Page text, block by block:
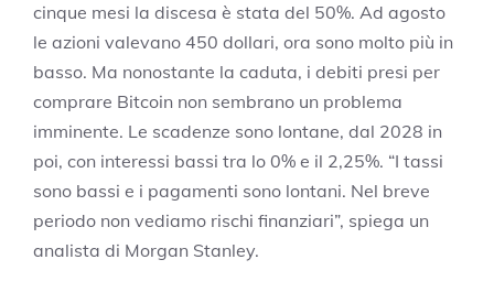
cinque mesi la discesa è stata del 50%. Ad agosto
le azioni valevano 450 dollari, ora sono molto più in
basso. Ma nonostante la caduta, i debiti presi per
comprare Bitcoin non sembrano un problema
imminente. Le scadenze sono lontane, dal 2028 in
poi, con interessi bassi tra lo 0% e il 2,25%. “I tassi
sono bassi e i pagamenti sono lontani. Nel breve
periodo non vediamo rischi finanziari”, spiega un
analista di Morgan Stanley.